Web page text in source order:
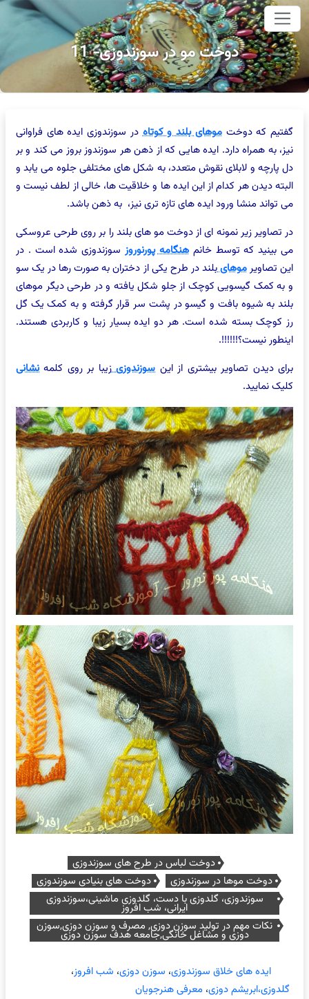
اصلی
دوخت مو در سوزندوزی- 11
گفتیم که دوختموهای بلند و کوتاهدر سوزندوزی ایده های فراوانی
نیز، به همراه دارد. ایده هایی که از ذهن هر سوزندوز بروز می کند و بر
دل پارچه و لابلای نقوش متعدد، به شکل های مختلفی جلوه می یابد و
البته دیدن هر کدام از این ایده ها و خلاقیت ها، خالی از لطف نیست و
می تواند منشا ورود ایده های تازه تری نیز، به ذهن باشد.
در تصاویر زیر نمونه ای از دوخت مو های بلند را بر روی طرحی عروسکی
می بینید که توسط خانمهنگامه پورنوروزسوزندوزی شده است . در
این تصاویرموهایبلند در طرح یکی از دختران به صورت رها در یک سو
و به کمک گیسویی کوچک از جلو شکل یافته و در طرحی دیگر موهای
بلند به شیوه بافت و گیسو در پشت سر قرار گرفته و به کمک یک گل
رز کوچک بسته شده است. هر دو ایده بسیار زیبا و کاربردی هستند.
اینطور نیست؟!!!!!!.
برای دیدن تصاویر بیشتری از این سوزندوزی زیبا بر روی کلمه نشانی
کلیک نمایید.
دوخت لباس در طرح های سوزندوزی
دوخت موها در سوزندوزی
دوخت های بنیادی سوزندوزی
سوزندوزی، گلدوزی با دست، گلدوزی ماشینی،سوزندوزی
ایرانی، شب افروز
نکات مهم در تولید سوزن دوزی, مصرف و سوزن دوزی,سوزن
دوزی و مشاغل خانگی,جامعه هدف سوزن دوزی
ایده های خلاق سوزندوزی، سوزن دوزی، شب افروز،
گلدوزی،ابریشم دوزی،معرفی هنرجویان